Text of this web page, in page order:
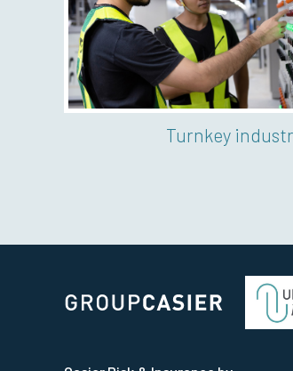
Media & loisirs